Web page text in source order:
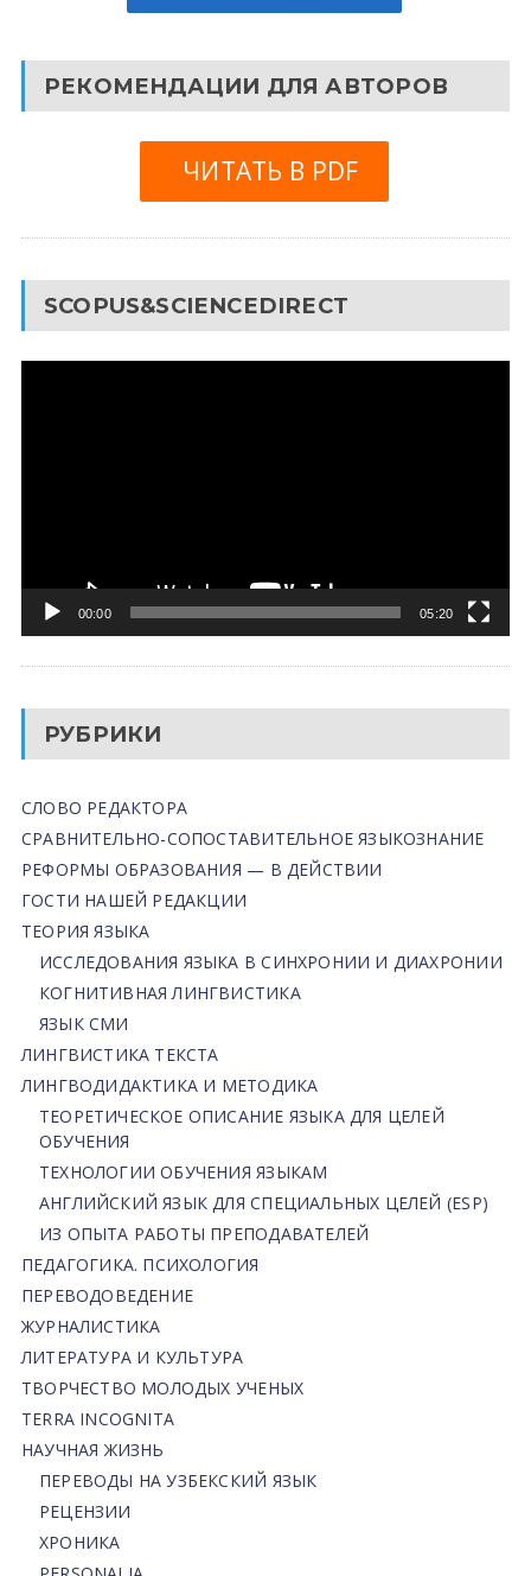
РЕКОМЕНДАЦИИ ДЛЯ АВТОРОВ
ЧИТАТЬ В PDF
SCOPUS&SCIENCEDIRECT
00:00 05:20
РУБРИКИ
СЛОВО РЕДАКТОРА
СРАВНИТЕЛЬНО-СОПОСТАВИТЕЛЬНОЕ ЯЗЫКОЗНАНИЕ
РЕФОРМЫ ОБРАЗОВАНИЯ — В ДЕЙСТВИИ
ГОСТИ НАШЕЙ РЕДАКЦИИ
ТЕОРИЯ ЯЗЫКА
ИССЛЕДОВАНИЯ ЯЗЫКА В СИНХРОНИИ И ДИАХРОНИИ
КОГНИТИВНАЯ ЛИНГВИСТИКА
ЯЗЫК СМИ
ЛИНГВИСТИКА ТЕКСТА
ЛИНГВОДИДАКТИКА И МЕТОДИКА
ТЕОРЕТИЧЕСКОЕ ОПИСАНИЕ ЯЗЫКА ДЛЯ ЦЕЛЕЙ
ОБУЧЕНИЯ
ТЕХНОЛОГИИ ОБУЧЕНИЯ ЯЗЫКАМ
АНГЛИЙСКИЙ ЯЗЫК ДЛЯ СПЕЦИАЛЬНЫХ ЦЕЛЕЙ (ESP)
ИЗ ОПЫТА РАБОТЫ ПРЕПОДАВАТЕЛЕЙ
ПЕДАГОГИКА. ПСИХОЛОГИЯ
ПЕРЕВОДОВЕДЕНИЕ
ЖУРНАЛИСТИКА
ЛИТЕРАТУРА И КУЛЬТУРА
ТВОРЧЕСТВО МОЛОДЫХ УЧЕНЫХ
TERRA INCOGNITA
НАУЧНАЯ ЖИЗНЬ
ПЕРЕВОДЫ НА УЗБЕКСКИЙ ЯЗЫК
РЕЦЕНЗИИ
ХРОНИКА